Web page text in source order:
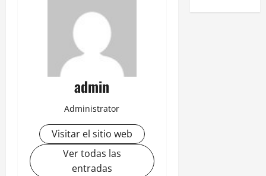
admin
Administrator
Visitar el sitio web
Ver todas las
entradas